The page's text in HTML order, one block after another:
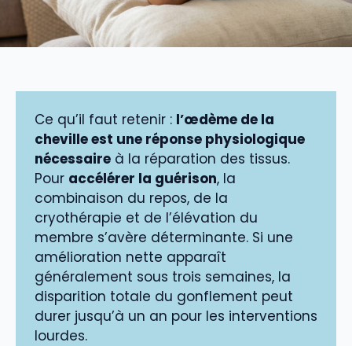
Ce qu’il faut retenir : l’œdème de la
cheville est une réponse physiologique
nécessaire à la réparation des tissus.
Pour accélérer la guérison, la
combinaison du repos, de la
cryothérapie et de l’élévation du
membre s’avère déterminante. Si une
amélioration nette apparaît
généralement sous trois semaines, la
disparition totale du gonflement peut
durer jusqu’à un an pour les interventions
lourdes.